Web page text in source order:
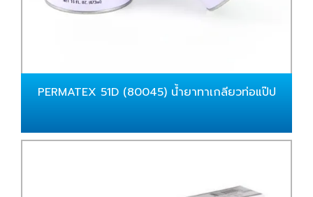
PERMATEX 51D (80045) น้ำยาทาเกลียวท่อแป๊ป